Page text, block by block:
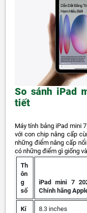
So sánh iPad
tiết
Máy tính bảng iPad mini
với con chip nâng cấp
những điểm nâng cấp
có những điểm gì giống
Th
ôn
g
số
iPad mini 7
Chính hãng
Kí
8.3 inches